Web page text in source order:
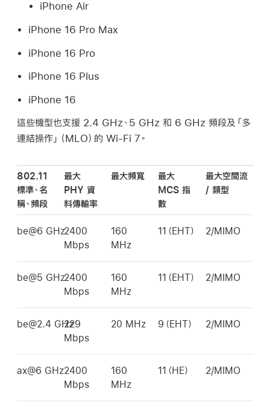
iPhone Air
iPhone 16 Pro Max
iPhone 16 Pro
iPhone 16 Plus
iPhone 16
這些機型也支援 2.4 GHz、5 GHz 和 6 GHz 頻段及「多
連結操作」（MLO）的 Wi-Fi 7。
802.11
標準、名
稱、頻段
最大
PHY 資
料傳輸率
最大頻寬
最大
MCS 指
數
最大空間流
/ 類型
be@6 GHz2400
Mbps
160
MHz
11（EHT） 2/MIMO
be@5 GHz2400
Mbps
160
MHz
11（EHT） 2/MIMO
be@2.4 GHz
229
Mbps
20 MHz 9（EHT） 2/MIMO
ax@6 GHz2400
Mbps
160
MHz
11（HE） 2/MIMO